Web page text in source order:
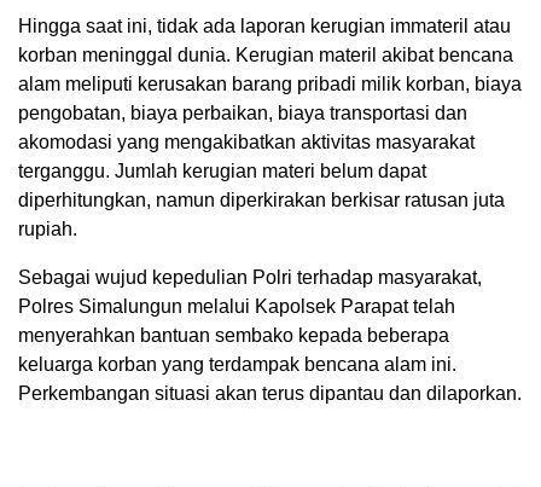
Hingga saat ini, tidak ada laporan kerugian immateril atau
korban meninggal dunia. Kerugian materil akibat bencana
alam meliputi kerusakan barang pribadi milik korban, biaya
pengobatan, biaya perbaikan, biaya transportasi dan
akomodasi yang mengakibatkan aktivitas masyarakat
terganggu. Jumlah kerugian materi belum dapat
diperhitungkan, namun diperkirakan berkisar ratusan juta
rupiah.
Sebagai wujud kepedulian Polri terhadap masyarakat,
Polres Simalungun melalui Kapolsek Parapat telah
menyerahkan bantuan sembako kepada beberapa
keluarga korban yang terdampak bencana alam ini.
Perkembangan situasi akan terus dipantau dan dilaporkan.